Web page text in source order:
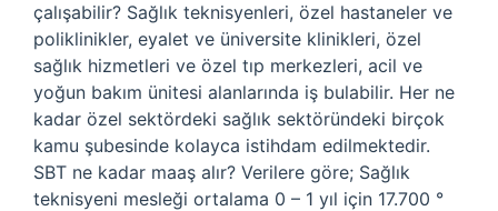
çalışabilir? Sağlık teknisyenleri, özel hastaneler ve
poliklinikler, eyalet ve üniversite klinikleri, özel
sağlık hizmetleri ve özel tıp merkezleri, acil ve
yoğun bakım ünitesi alanlarında iş bulabilir. Her ne
kadar özel sektördeki sağlık sektöründeki birçok
kamu şubesinde kolayca istihdam edilmektedir.
SBT ne kadar maaş alır? Verilere göre; Sağlık
teknisyeni mesleği ortalama 0 – 1 yıl için 17.700 °